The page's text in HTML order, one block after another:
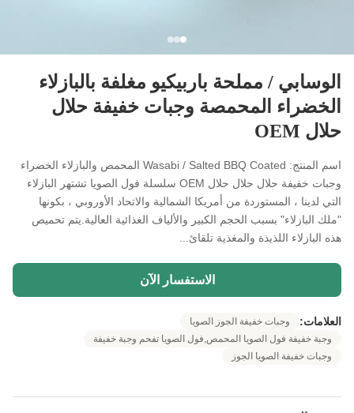
الوسابي / مملحة باربيكيو مغلفة بالبازلاء
الخضراء المحمصة وجبات خفيفة حلال
حلال OEM
اسم المنتج: Wasabi / Salted BBQ Coated المحمص والبازلاء الخضراء
وجبات خفيفة حلال حلال حلال OEM سلسلة فول الصويا تشتهر البازلاء
التي لدينا ، المستوردة من أمريكا الشمالية والاتحاد الأوروبي ، بكونها
"ملك البازلاء" بسبب الحجم الكبير والألياف الغذائية العالية.يتم تحميص
هذه البازلاء اللذيذة والمغذية تلقائ...
الاستفسار الآن
العلامات:
وجبات خفيفة الجوز الصويا
وجبة خفيفة فول الصويا المحمص,فول الصويا تفحم وجبة خفيفة
وجبات خفيفة الصويا الجوز